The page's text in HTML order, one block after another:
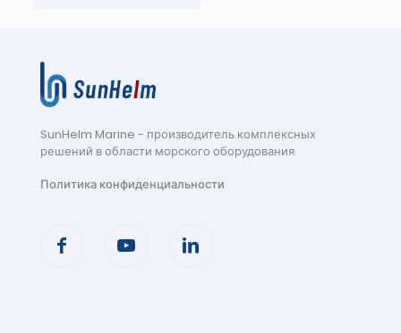
SunHelm Marine - производитель комплексных
решений в области морского оборудования.
Политика конфиденциальности